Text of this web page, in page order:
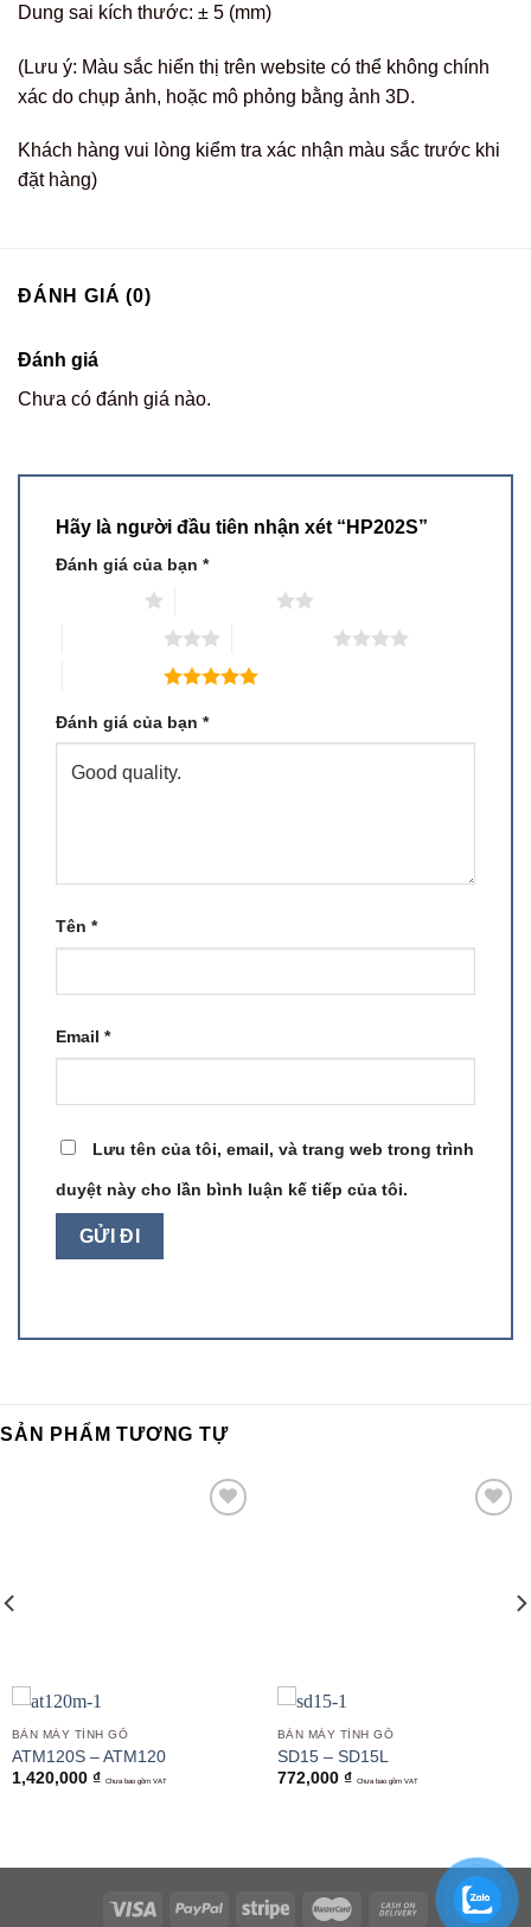
Dung sai kích thước: ± 5 (mm)
(Lưu ý: Màu sắc hiển thị trên website có thể không chính
xác do chụp ảnh, hoặc mô phỏng bằng ảnh 3D.
Khách hàng vui lòng kiểm tra xác nhận màu sắc trước khi
đặt hàng)
ĐÁNH GIÁ (0)
Đánh giá
Chưa có đánh giá nào.
Hãy là người đầu tiên nhận xét “HP202S”
Đánh giá của bạn *
Đánh giá của bạn *
Tên *
Email *
Lưu tên của tôi, email, và trang web trong trình
duyệt này cho lần bình luận kế tiếp của tôi.
SẢN PHẨM TƯƠNG TỰ
BÀN MÁY TÍNH GỖ
ATM120S – ATM120
1,420,000 ₫ Chưa bao gồm VAT
BÀN MÁY TÍNH GỖ
SD15 – SD15L
772,000 ₫ Chưa bao gồm VAT